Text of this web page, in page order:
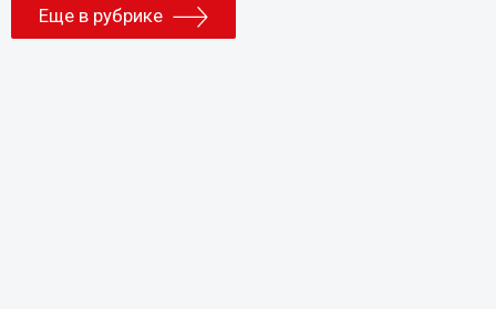
Еще в рубрике